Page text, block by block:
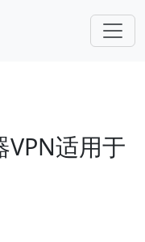
适用于